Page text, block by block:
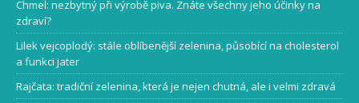
Chmel: nezbytný při výrobě piva. Znáte všechny jeho účinky na
zdraví?
Lilek vejcoplodý: stále oblíbenější zelenina, působící na cholesterol
a funkci jater
Rajčata: tradiční zelenina, která je nejen chutná, ale i velmi zdravá